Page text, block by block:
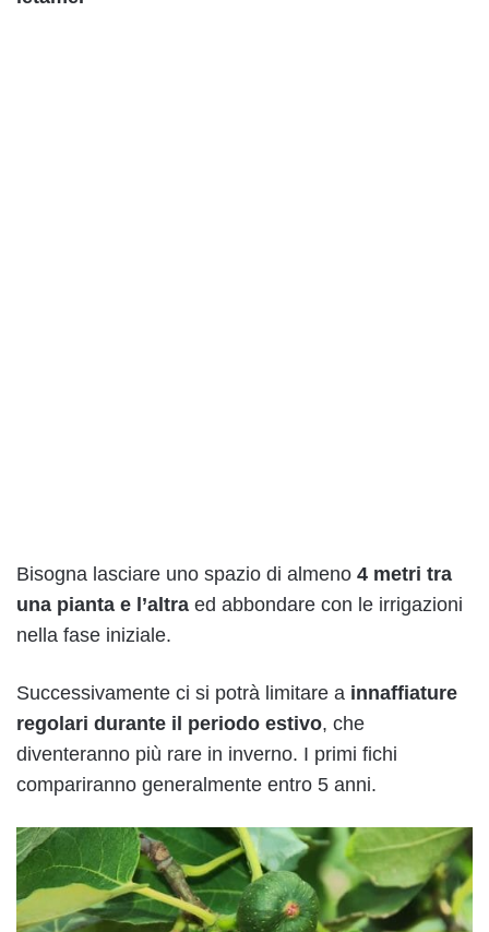
Bisogna lasciare uno spazio di almeno 4 metri tra
una pianta e l’altra ed abbondare con le irrigazioni
nella fase iniziale.
Successivamente ci si potrà limitare a innaffiature
regolari durante il periodo estivo, che
diventeranno più rare in inverno. I primi fichi
compariranno generalmente entro 5 anni.